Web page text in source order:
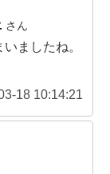
さん
ましたね。
18 10:14:21